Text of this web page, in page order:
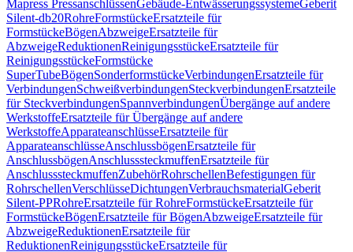
Mapress PressanschlüssenGebäude-EntwässerungssystemeGeberit
Silent-db20RohreFormstückeErsatzteile für
FormstückeBögenAbzweigeErsatzteile für
AbzweigeReduktionenReinigungsstückeErsatzteile für
ReinigungsstückeFormstücke
SuperTubeBögenSonderformstückeVerbindungenErsatzteile für
VerbindungenSchweißverbindungenSteckverbindungenErsatzteile
für SteckverbindungenSpannverbindungenÜbergänge auf andere
WerkstoffeErsatzteile für Übergänge auf andere
WerkstoffeApparateanschlüsseErsatzteile für
ApparateanschlüsseAnschlussbögenErsatzteile für
AnschlussbögenAnschlusssteckmuffenErsatzteile für
AnschlusssteckmuffenZubehörRohrschellenBefestigungen für
RohrschellenVerschlüsseDichtungenVerbrauchsmaterialGeberit
Silent-PPRohreErsatzteile für RohreFormstückeErsatzteile für
FormstückeBögenErsatzteile für BögenAbzweigeErsatzteile für
AbzweigeReduktionenErsatzteile für
ReduktionenReinigungsstückeErsatzteile für